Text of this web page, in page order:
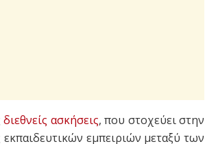
διεθνείς ασκήσεις, που στοχεύει στην
εμπειριών μεταξύ των